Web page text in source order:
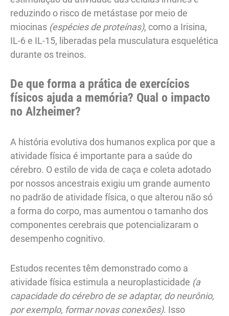
reduzindo o risco de metástase por meio de
miocinas (espécies de proteínas), como a Irisina,
IL-6 e IL-15, liberadas pela musculatura esquelética
durante os treinos.
De que forma a prática de exercícios
físicos ajuda a memória? Qual o impacto
no Alzheimer?
A história evolutiva dos humanos explica por que a
atividade física é importante para a saúde do
cérebro. O estilo de vida de caça e coleta adotado
por nossos ancestrais exigiu um grande aumento
no padrão de atividade física, o que alterou não só
a forma do corpo, mas aumentou o tamanho dos
componentes cerebrais que potencializaram o
desempenho cognitivo.
Estudos recentes têm demonstrado como a
atividade física estimula a neuroplasticidade (a
capacidade do cérebro de se adaptar, do neurônio,
por exemplo, formar novas conexões). Isso